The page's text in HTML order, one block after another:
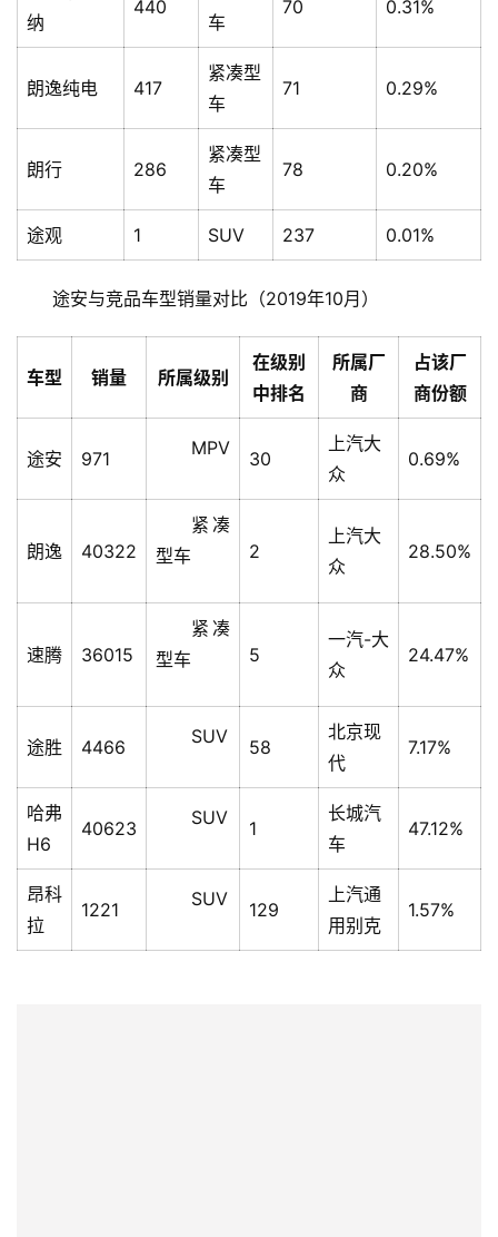
技
经
融
互
联
乐
家
婴
子
性
时
尚
健
康
纳
440
车
70 0.31%
朗逸纯电 417
紧凑型
车
71 0.29%
朗行 286
紧凑型
车
78 0.20%
途观 1 SUV 237 0.01%
途安与竞品车型销量对比（2019年10月）
车型 销量 所属级别
在级别
中排名
所属厂
商
占该厂
商份额
途安 971 MPV 30
上汽大
众
0.69%
朗逸 40322
紧凑
型车
2
上汽大
众
28.50%
速腾 36015
紧凑
型车
5
一汽-大
众
24.47%
途胜 4466 SUV 58
北京现
代
7.17%
哈弗
H6
40623 SUV 1
长城汽
车
47.12%
昂科
拉
1221 SUV 129
上汽通
用别克
1.57%